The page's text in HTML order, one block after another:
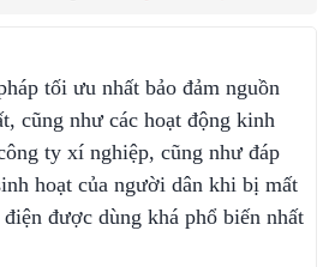
tối ưu nhất bảo đảm nguồn
cũng như các hoạt động kinh
ty xí nghiệp, cũng như đáp
hoạt của người dân khi bị mất
được dùng khá phổ biến nhất